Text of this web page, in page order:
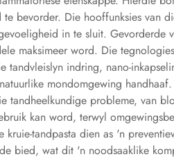
bevorder. Die hooffunksies van
in te sluit.
maksimeer word. Die
indring, nano-
mondomgewing
tandheelkundige probleme, van
kan word, terwyl
tandpasta dien as 'n
bied, wat dit 'n noodsaaklike